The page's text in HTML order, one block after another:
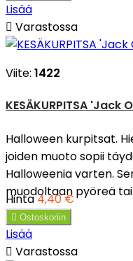
Lisää
 Varastossa
Viite: 1422
KESÄKURPITSA 'Jack
Halloween kurpitsat.
joiden muoto sopii
Halloweenia varten.
muodoltaan pyöreä tai
Hinta 4,40 €
 Ostoskoriin
Lisää
 Varastossa